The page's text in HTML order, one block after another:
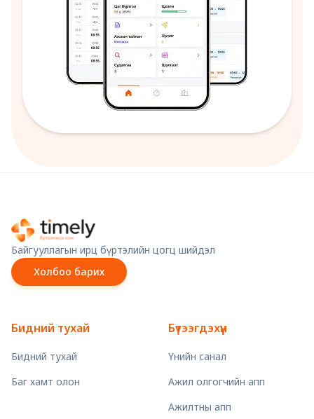
Байгууллагын ирц бүртэлийн цогц шийдэл
Холбоо барих
Бидний тухай
Бидний тухай
Баг хамт олон
Бүтээгдэхүүн
Үнийн санал
Ажил олгогчийн апп
Ажилтны апп